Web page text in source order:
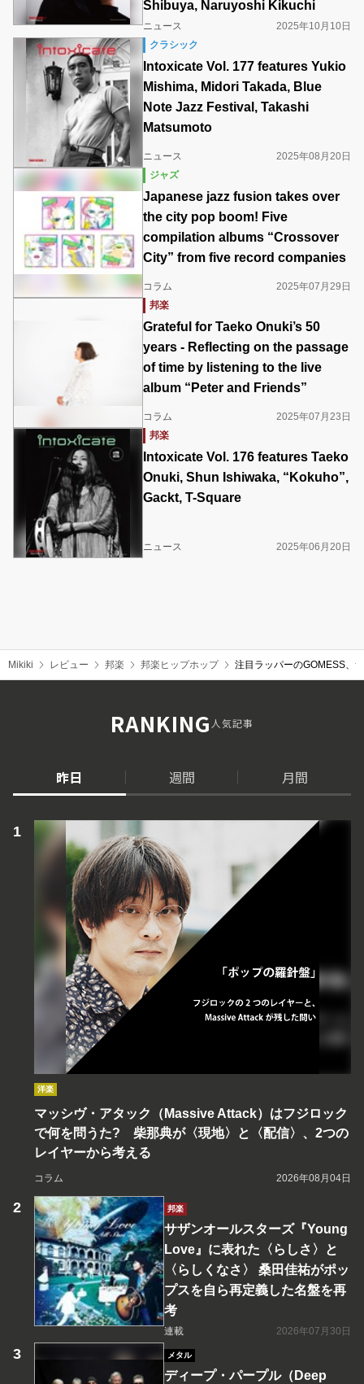
Shibuya, Naruyoshi Kikuchi
ニュース
2025年10月10日
クラシック
Intoxicate Vol. 177 features Yukio
Mishima, Midori Takada, Blue
Note Jazz Festival, Takashi
Matsumoto
ニュース
2025年08月20日
ジャズ
Japanese jazz fusion takes over
the city pop boom! Five
compilation albums “Crossover
City” from five record companies
コラム
2025年07月29日
邦楽
Grateful for Taeko Onuki’s 50
years - Reflecting on the passage
of time by listening to the live
album “Peter and Friends”
コラム
2025年07月23日
邦楽
Intoxicate Vol. 176 features Taeko
Onuki, Shun Ishiwaka, “Kokuho”,
Gackt, T-Square
ニュース 2025年06月20日
Mikiki レビュー 邦楽 邦楽ヒップホップ 注目ラッパーのGOMESS、
RANKING人気記事
昨日 週間 月間
洋楽
マッシヴ・アタック（Massive Attack）はフジロック
で何を問うた? 柴那典が〈現地〉と〈配信〉、2つの
レイヤーから考える
コラム 2026年08月04日
邦楽
サザンオールスターズ『Young
Love』に表れた〈らしさ〉と
〈らしくなさ〉 桑田佳祐がポッ
プスを自ら再定義した名盤を再
考
連載 2026年07月30日
メタル
ディープ・パープル（Deep